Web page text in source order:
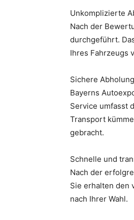
Unkomplizierte
Nach der
durchgeführt.
Ihres Fahrzeugs
Sichere
Bayerns
Service umfasst
Transport
gebracht.
Schnelle und
Nach der
Sie erhalten den
nach Ihrer Wahl.